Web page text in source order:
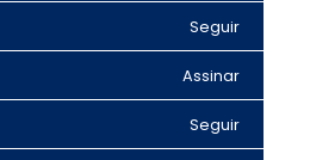
Seguir
Assinar
Seguir